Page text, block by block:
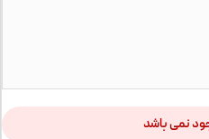
نمی باشد